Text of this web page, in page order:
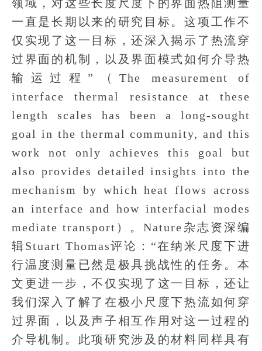
领域，对这些长度尺度下的界面热阻测量
一直是长期以来的研究目标。这项工作不
仅实现了这一目标，还深入揭示了热流穿
过界面的机制，以及界面模式如何介导热
输运过程”（The measurement of
interface thermal resistance at these
length scales has been a long-sought
goal in the thermal community, and this
work not only achieves this goal but
also provides detailed insights into the
mechanism by which heat flows across
an interface and how interfacial modes
mediate transport）。Nature杂志资深编
辑Stuart Thomas评论：“在纳米尺度下进
行温度测量已然是极具挑战性的任务。本
文更进一步，不仅实现了这一目标，还让
我们深入了解了在极小尺度下热流如何穿
过界面，以及声子相互作用对这一过程的
介导机制。此项研究涉及的材料同样具有